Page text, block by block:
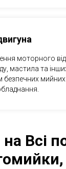
моторного
мастила та
мийних
Всі